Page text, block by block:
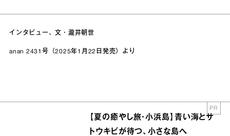
インタビュー、文・瀧井朝世
anan 2431号（2025年1月22日発売）より
【夏の癒やし旅・小浜島】青い海とサ
トウキビが待つ、小さな島へ
PR